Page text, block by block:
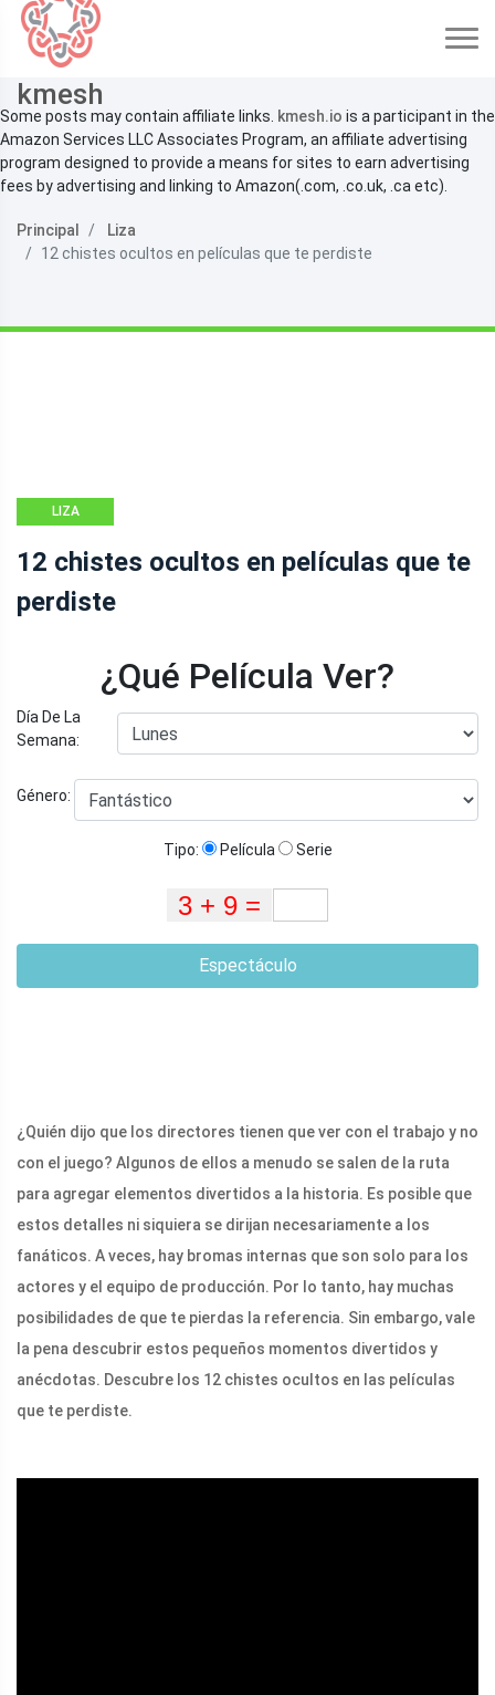
kmesh
Some posts may contain affiliate links. kmesh.io is a participant in the
Amazon Services LLC Associates Program, an affiliate advertising
program designed to provide a means for sites to earn advertising
fees by advertising and linking to Amazon(.com, .co.uk, .ca etc).
Principal
Liza
12 chistes ocultos en películas que te perdiste
LIZA
12 chistes ocultos en películas que te
perdiste
¿Qué Película Ver?
Día De La
Semana:
Género:
Tipo: Película Serie
Espectáculo
¿Quién dijo que los directores tienen que ver con el trabajo y no
con el juego? Algunos de ellos a menudo se salen de la ruta
para agregar elementos divertidos a la historia. Es posible que
estos detalles ni siquiera se dirijan necesariamente a los
fanáticos. A veces, hay bromas internas que son solo para los
actores y el equipo de producción. Por lo tanto, hay muchas
posibilidades de que te pierdas la referencia. Sin embargo, vale
la pena descubrir estos pequeños momentos divertidos y
anécdotas. Descubre los 12 chistes ocultos en las películas
que te perdiste.